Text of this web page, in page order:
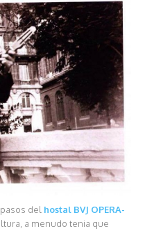
del hostal BVJ OPERA-
a menudo tenia que